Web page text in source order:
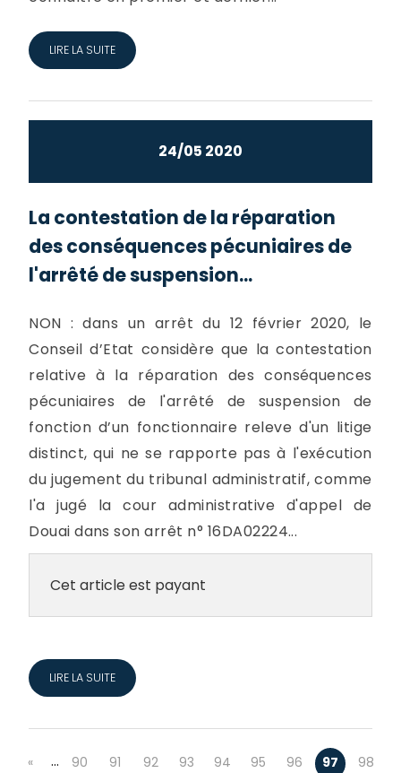
LIRE LA SUITE
24/05 2020
La contestation de la réparation
des conséquences pécuniaires de
l'arrêté de suspension...
NON : dans un arrêt du 12 février 2020, le
Conseil d’Etat considère que la contestation
relative à la réparation des conséquences
pécuniaires de l'arrêté de suspension de
fonction d’un fonctionnaire releve d'un litige
distinct, qui ne se rapporte pas à l'exécution
du jugement du tribunal administratif, comme
l'a jugé la cour administrative d'appel de
Douai dans son arrêt n° 16DA02224...
Cet article est payant
LIRE LA SUITE
« … 90 91 92 93 94 95 96 97
98